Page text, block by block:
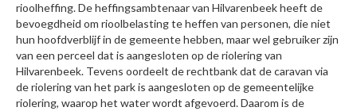
rioolheffing. De heffingsambtenaar van Hilvarenbeek heeft de
bevoegdheid om rioolbelasting te heffen van personen, die niet
hun hoofdverblijf in de gemeente hebben, maar wel gebruiker zijn
van een perceel dat is aangesloten op de riolering van
Hilvarenbeek. Tevens oordeelt de rechtbank dat de caravan via
de riolering van het park is aangesloten op de gemeentelijke
riolering, waarop het water wordt afgevoerd. Daarom is de